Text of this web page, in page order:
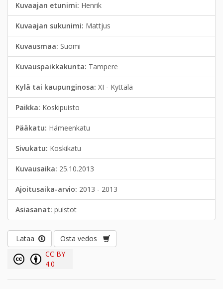
Kuvaajan etunimi: Henrik
Kuvaajan sukunimi: Mattjus
Kuvausmaa: Suomi
Kuvauspaikkakunta: Tampere
Kylä tai kaupunginosa: XI - Kyttälä
Paikka: Koskipuisto
Pääkatu: Hämeenkatu
Sivukatu: Koskikatu
Kuvausaika: 25.10.2013
Ajoitusaika-arvio: 2013 - 2013
Asiasanat: puistot
Lataa
Osta vedos
CC BY
4.0